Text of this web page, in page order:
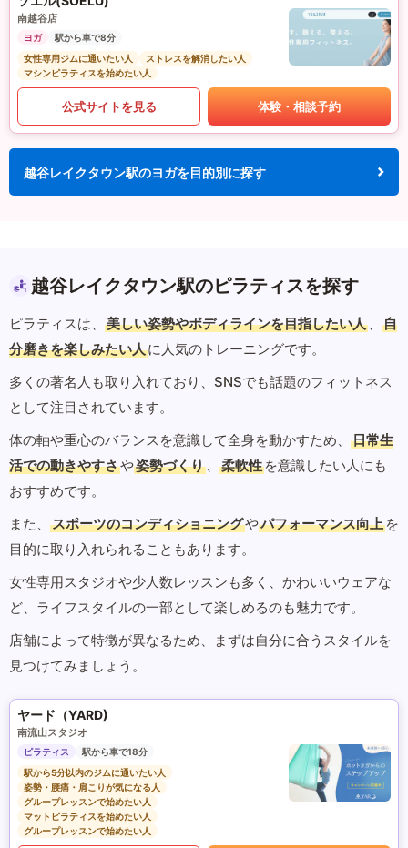
南越谷店
ヨガ
駅から車で8分
女性専用ジムに通いたい人
ストレスを解消したい人
マシンピラティスを始めたい人
公式サイトを見る 体験・相談予約
越谷レイクタウン駅のヨガを目的別に探す
越谷レイクタウン駅のピラティスを探す
ピラティスは、 美しい姿勢やボディラインを目指したい人 、
自
分磨きを楽しみたい人に人気のトレーニングです。
多くの著名人も取り入れており、SNSでも話題のフィットネス
として注目されています。
体の軸や重心のバランスを意識して全身を動かすため、
日常生
活での動きやすさや姿勢づくり 、 柔軟性 を意識したい人にも
おすすめです。
また、
スポーツのコンディショニングやパフォーマンス向上 を
目的に取り入れられることもあります。
女性専用スタジオや少人数レッスンも多く、かわいいウェアな
ど、ライフスタイルの一部として楽しめるのも魅力です。
店舗によって特徴が異なるため、まずは自分に合うスタイルを
見つけてみましょう。
ヤード（YARD)
南流山スタジオ
ピラティス
駅から車で18分
駅から5分以内のジムに通いたい人
姿勢・腰痛・肩こりが気になる人
グループレッスンで始めたい人
マットピラティスを始めたい人
グループレッスンで始めたい人